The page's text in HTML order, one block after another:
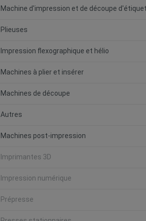
Machine d'impression et de découpe
Plieuses
Impression flexographique et hélio
Machines à plier et insérer
Machines de découpe
Autres
Machines post-impression
Imprimantes 3D
Impression numérique
Prépresse